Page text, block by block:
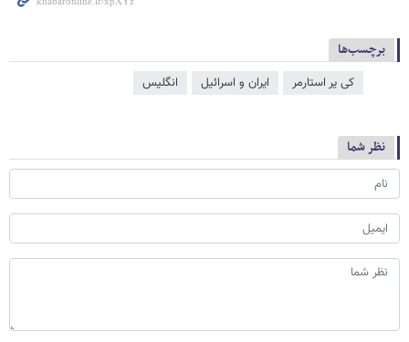
برچسب‌ها
کی یر استارمر ایران و اسرائیل انگلیس
نظر شما